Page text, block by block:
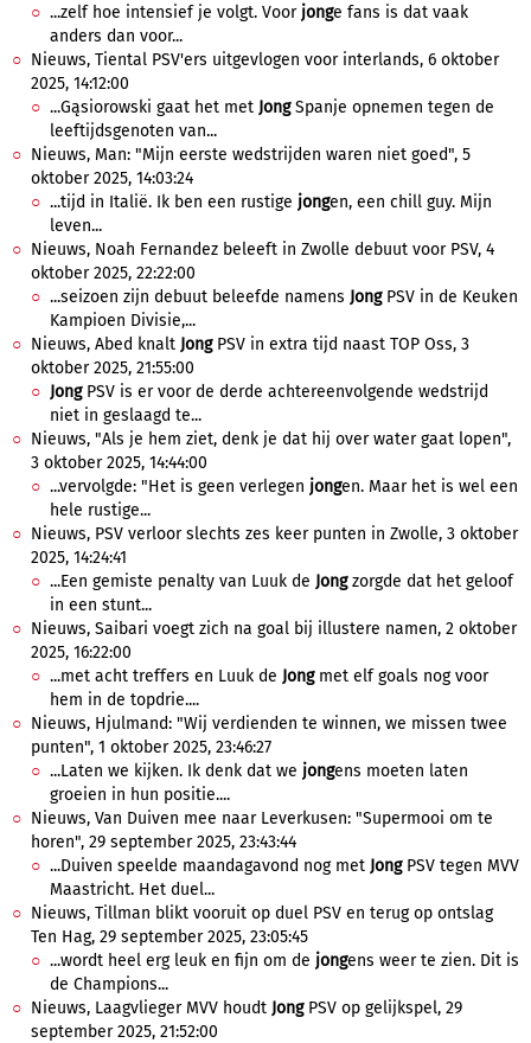
...zelf hoe intensief je volgt. Voor jonge fans is dat vaak
anders dan voor...
Nieuws, Tiental PSV'ers uitgevlogen voor interlands, 6 oktober
2025, 14:12:00
...Gąsiorowski gaat het met JongSpanje opnemen tegen de
leeftijdsgenoten van...
Nieuws, Man: "Mijn eerste wedstrijden waren niet goed", 5
oktober 2025, 14:03:24
...tijd in Italië. Ik ben een rustige jongen, een chill guy. Mijn
leven...
Nieuws, Noah Fernandez beleeft in Zwolle debuut voor PSV, 4
oktober 2025, 22:22:00
...seizoen zijn debuut beleefde namens JongPSV in de Keuken
Kampioen Divisie,...
Nieuws, Abed knalt JongPSV in extra tijd naast TOP Oss, 3
oktober 2025, 21:55:00
JongPSV is er voor de derde achtereenvolgende wedstrijd
niet in geslaagd te...
Nieuws, "Als je hem ziet, denk je dat hij over water gaat lopen",
3 oktober 2025, 14:44:00
...vervolgde: "Het is geen verlegen jongen. Maar het is wel een
hele rustige...
Nieuws, PSV verloor slechts zes keer punten in Zwolle, 3 oktober
2025, 14:24:41
...Een gemiste penalty van Luuk de Jongzorgde dat het geloof
in een stunt...
Nieuws, Saibari voegt zich na goal bij illustere namen, 2 oktober
2025, 16:22:00
...met acht treffers en Luuk de Jongmet elf goals nog voor
hem in de topdrie....
Nieuws, Hjulmand: "Wij verdienden te winnen, we missen twee
punten", 1 oktober 2025, 23:46:27
...Laten we kijken. Ik denk dat we jongens moeten laten
groeien in hun positie....
Nieuws, Van Duiven mee naar Leverkusen: "Supermooi om te
horen", 29 september 2025, 23:43:44
...Duiven speelde maandagavond nog met JongPSV tegen MVV
Maastricht. Het duel...
Nieuws, Tillman blikt vooruit op duel PSV en terug op ontslag
Ten Hag, 29 september 2025, 23:05:45
...wordt heel erg leuk en fijn om de jongens weer te zien. Dit is
de Champions...
Nieuws, Laagvlieger MVV houdt JongPSV op gelijkspel, 29
september 2025, 21:52:00